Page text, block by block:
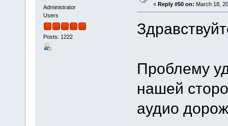
Administrator
Users
Posts: 1222
« Reply #50 on: March 18,
Проблему
нашей
аудио